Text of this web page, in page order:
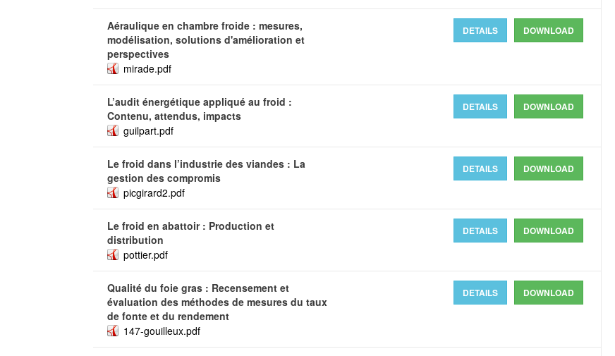
Aéraulique en chambre froide : mesures,
modélisation, solutions d'amélioration et
perspectives
mirade.pdf
DOWNLOAD
DETAILS
L’audit énergétique appliqué au froid :
Contenu, attendus, impacts
guilpart.pdf
DOWNLOAD
DETAILS
Le froid dans l’industrie des viandes : La
gestion des compromis
picgirard2.pdf
DOWNLOAD
DETAILS
Le froid en abattoir : Production et
distribution
pottier.pdf
DOWNLOAD
DETAILS
Qualité du foie gras : Recensement et
évaluation des méthodes de mesures du taux
de fonte et du rendement
147-gouilleux.pdf
DOWNLOAD
DETAILS